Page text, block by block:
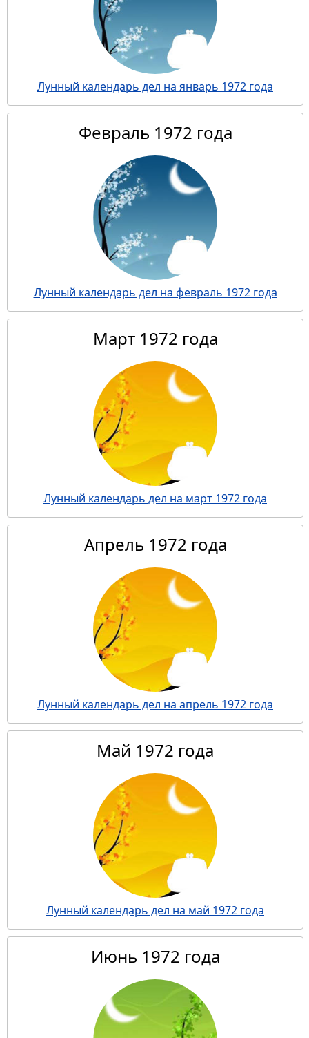
Лунный календарь дел на январь 1972 года
Февраль 1972 года
Лунный календарь дел на февраль 1972 года
Март 1972 года
Лунный календарь дел на март 1972 года
Апрель 1972 года
Лунный календарь дел на апрель 1972 года
Май 1972 года
Лунный календарь дел на май 1972 года
Июнь 1972 года